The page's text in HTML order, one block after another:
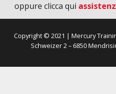
oppure clicca qui
Copyright © 2021 | Mercury
Schweizer 2 – 6850